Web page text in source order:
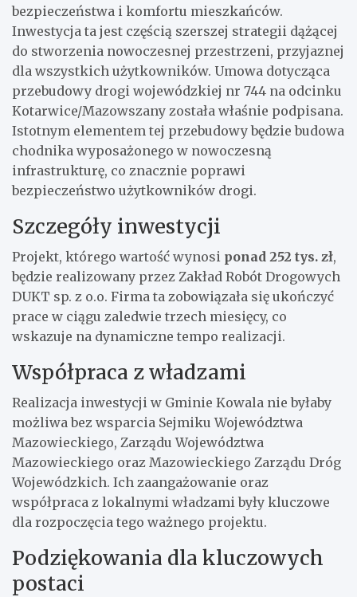
bezpieczeństwa i komfortu mieszkańców.
Inwestycja ta jest częścią szerszej strategii dążącej
do stworzenia nowoczesnej przestrzeni, przyjaznej
dla wszystkich użytkowników. Umowa dotycząca
przebudowy drogi wojewódzkiej nr 744 na odcinku
Kotarwice/Mazowszany została właśnie podpisana.
Istotnym elementem tej przebudowy będzie budowa
chodnika wyposażonego w nowoczesną
infrastrukturę, co znacznie poprawi
bezpieczeństwo użytkowników drogi.
Szczegóły inwestycji
Projekt, którego wartość wynosi ponad 252 tys. zł,
będzie realizowany przez Zakład Robót Drogowych
DUKT sp. z o.o. Firma ta zobowiązała się ukończyć
prace w ciągu zaledwie trzech miesięcy, co
wskazuje na dynamiczne tempo realizacji.
Współpraca z władzami
Realizacja inwestycji w Gminie Kowala nie byłaby
możliwa bez wsparcia Sejmiku Województwa
Mazowieckiego, Zarządu Województwa
Mazowieckiego oraz Mazowieckiego Zarządu Dróg
Wojewódzkich. Ich zaangażowanie oraz
współpraca z lokalnymi władzami były kluczowe
dla rozpoczęcia tego ważnego projektu.
Podziękowania dla kluczowych
postaci